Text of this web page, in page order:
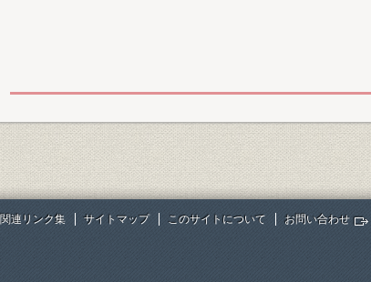
関連リンク集 サイトマップ このサイトについて お問い合わせ